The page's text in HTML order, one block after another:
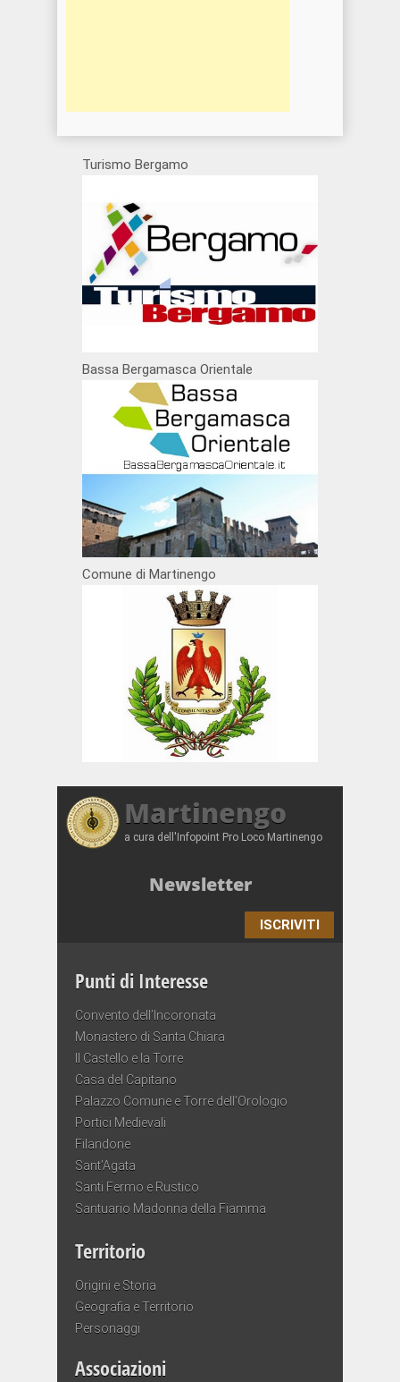
Turismo Bergamo
Bassa Bergamasca Orientale
Comune di Martinengo
Martinengo
a cura dell'Infopoint Pro Loco Martinengo
Newsletter
ISCRIVITI
Punti di Interesse
Convento dell’Incoronata
Monastero di Santa Chiara
Il Castello e la Torre
Casa del Capitano
Palazzo Comune e Torre dell’Orologio
Portici Medievali
Filandone
Sant’Agata
Santi Fermo e Rustico
Santuario Madonna della Fiamma
Territorio
Origini e Storia
Geografia e Territorio
Personaggi
Associazioni